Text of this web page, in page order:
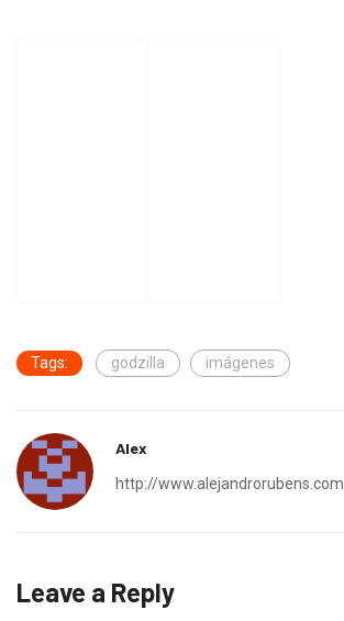
Tags: godzilla imágenes
Alex
http://www.alejandrorubens.com
Leave a Reply